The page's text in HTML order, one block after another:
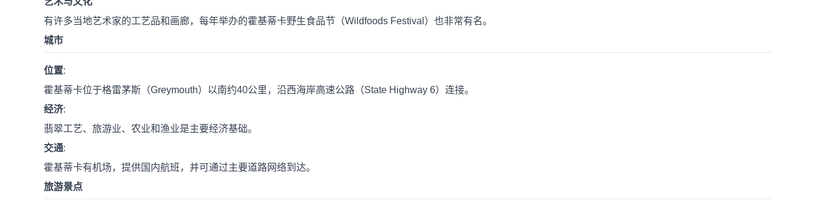
有许多当地艺术家的工艺品和画廊，每年举办的霍基蒂卡野生食品节（Wildfoods Festival）也非常有名。
城市
位置:
霍基蒂卡位于格雷茅斯（Greymouth）以南约40公里，沿西海岸高速公路（State Highway 6）连接。
经济:
翡翠工艺、旅游业、农业和渔业是主要经济基础。
交通:
霍基蒂卡有机场，提供国内航班，并可通过主要道路网络到达。
旅游景点